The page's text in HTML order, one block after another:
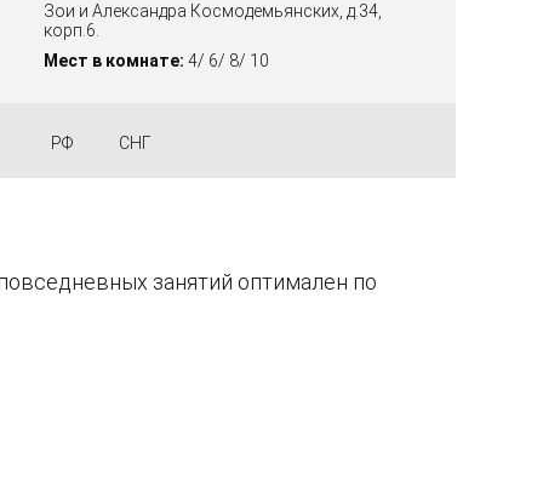
Зои и Александра Космодемьянских, д.34,
корп.6.
Мест в комнате: 4/ 6/ 8/ 10
РФ СНГ
занятий оптимален по